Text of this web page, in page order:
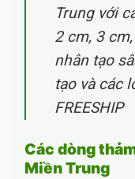
Trung với
2 cm, 3
nhân tạo
tạo và các
FREESHIP
Các dòng
Miền Trung